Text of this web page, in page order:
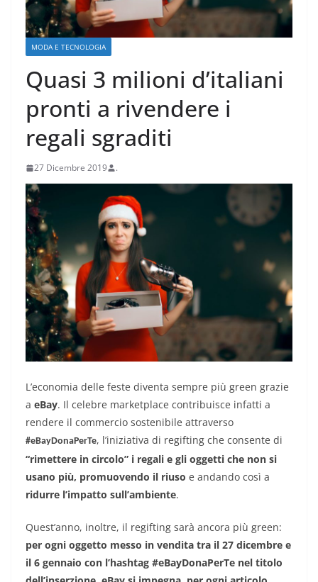
MODA E TECNOLOGIA
Quasi 3 milioni d’italiani
pronti a rivendere i
regali sgraditi
27 Dicembre 2019 .
L’economia delle feste diventa sempre più green grazie
a eBay. Il celebre marketplace contribuisce infatti a
rendere il commercio sostenibile attraverso
#eBayDonaPerTe, l’iniziativa di regifting che consente di
“rimettere in circolo” i regali e gli oggetti che non si
usano più, promuovendo il riuso e andando così a
ridurre l’impatto sull’ambiente.
Quest’anno, inoltre, il regifting sarà ancora più green:
per ogni oggetto messo in vendita tra il 27 dicembre e
il 6 gennaio con l’hashtag #eBayDonaPerTe nel titolo